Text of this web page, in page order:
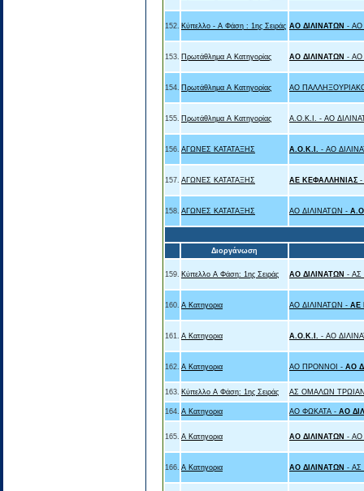
152. Κύπελλο - Α Φάση : 1ης Σειράς ΑΟ ΔΙΛΙΝΑΤΩΝ - ΑΟ
153. Πρωτάθλημα Α Κατηγορίας ΑΟ ΔΙΛΙΝΑΤΩΝ - ΑΟ
154. Πρωτάθλημα Α Κατηγορίας ΑΟ
155. Πρωτάθλημα Α Κατηγορίας Α.Ο.Κ.Ι. - ΑΟ
156. ΑΓΩΝΕΣ ΚΑΤΑΤΑΞΗΣ Α.Ο.Κ.Ι. - ΑΟ
157. ΑΓΩΝΕΣ ΚΑΤΑΤΑΞΗΣ ΑΕ ΚΕΦΑΛΛΗΝΙΑΣ -
158. ΑΓΩΝΕΣ ΚΑΤΑΤΑΞΗΣ ΑΟ ΔΙΛΙΝΑΤΩΝ -
Διοργάνωση
159. Κύπελλο Α Φάση: 1ης Σειράς ΑΟ ΔΙΛΙΝΑΤΩΝ - ΑΣ
160. Α Κατηγορια ΑΟ ΔΙΛΙΝΑΤΩΝ - ΑΕ
161. Α Κατηγορια Α.Ο.Κ.Ι. - ΑΟ
162. Α Κατηγορια ΑΟ ΠΡΟΝΝΟΙ - ΑΟ
163. Κύπελλο Α Φάση: 1ης Σειράς ΑΣ ΟΜΑΛΩΝ
164. Α Κατηγορια ΑΟ ΦΩΚΑΤΑ - ΑΟ
165. Α Κατηγορια ΑΟ ΔΙΛΙΝΑΤΩΝ - ΑΟ
166. Α Κατηγορια ΑΟ ΔΙΛΙΝΑΤΩΝ - ΑΣ